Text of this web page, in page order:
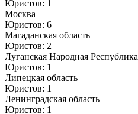
Юристов: 1
Москва
Юристов: 6
Магаданская область
Юристов: 2
Луганская Народная Республика
Юристов: 1
Липецкая область
Юристов: 1
Ленинградская область
Юристов: 1